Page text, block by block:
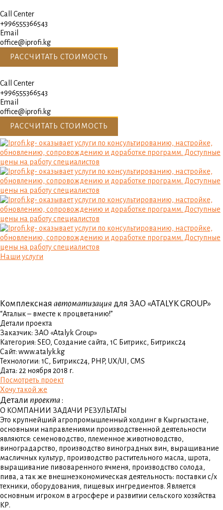
Call Center
+996555366543
Email
office@iprofi.kg
РАССЧИТАТЬ СТОИМОСТЬ
Call Center
+996555366543
Email
office@iprofi.kg
РАССЧИТАТЬ СТОИМОСТЬ
Наши услуги
Комплексная автоматизация для ЗАО «ATALYK GROUP»
“Аталык – вместе к процветанию!”
Детали проекта
Заказчик: ЗАО «Atalyk Group»
Категория: SEO, Создание сайта, 1С Битрикс, Битрикс24
Сайт: www.atalyk.kg
Технологии: 1С, Битрикс24, PHP, UX/UI, CMS
Дата: 22 ноября 2018 г.
Посмотреть проект
Хочу такой же
Детали проекта:
О КОМПАНИИ ЗАДАЧИ РЕЗУЛЬТАТЫ
Это крупнейший агропромышленный холдинг в Кыргызстане,
основными направлениями производственной деятельности
являются: семеноводство, племенное животноводство,
виноградарство, производство виноградных вин, выращивание
масличных культур, производство растительного масла, шрота,
выращивание пивоваренного ячменя, производство солода,
пива, а так же внешнеэкономическая деятельность: поставки с/х
техники, оборудования, пищевых ингредиентов. Является
основным игроком в агросфере и развитии сельского хозяйства
КР.